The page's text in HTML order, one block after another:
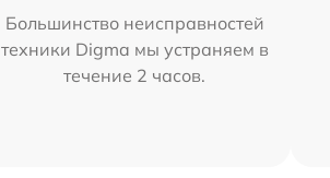
Большинство неисправностей
техники Digma мы устраняем в
течение 2 часов.